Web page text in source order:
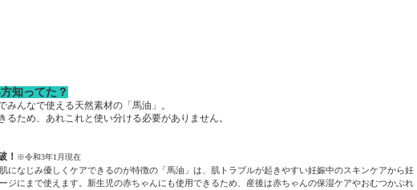
知ってた？
みんなで使える天然素材の「馬油」。
るため、あれこれと使い分ける必要がありません。
！ ※令和3年1月現在
になじみ優しくケアできるのが特徴の「馬油」は、肌トラブルが起きやすい妊娠中のスキンケアから妊
ジにまで使えます。新生児の赤ちゃんにも使用できるため、産後は赤ちゃんの保湿ケアやおむつかぶれ